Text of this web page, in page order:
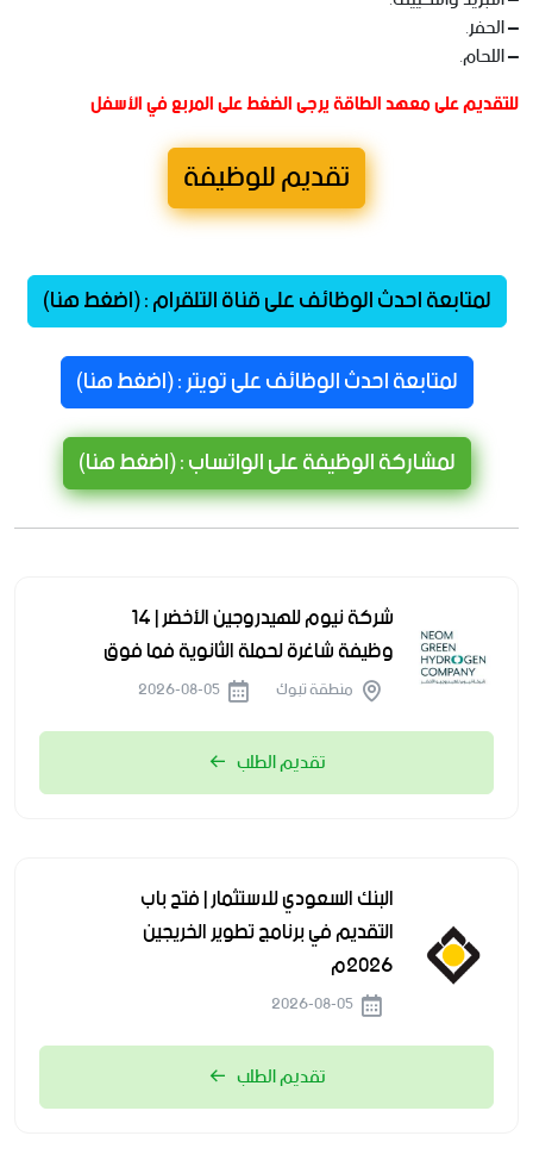
– الحفر.
– اللحام.
للتقديم على معهد الطاقة يرجى الضغط على المربع في الأسفل
تقديم للوظيفة
لمتابعة احدث الوظائف على قناة التلقرام : (اضغط هنا)
لمتابعة احدث الوظائف على تويتر : (اضغط هنا)
لمشاركة الوظيفة على الواتساب : (اضغط هنا)
شركة نيوم للهيدروجين الأخضر | 14
وظيفة شاغرة لحملة الثانوية فما فوق
منطقة تبوك
تقديم الطلب
البنك السعودي للاستثمار | فتح باب
التقديم في برنامج تطوير الخريجين
2026م
تقديم الطلب